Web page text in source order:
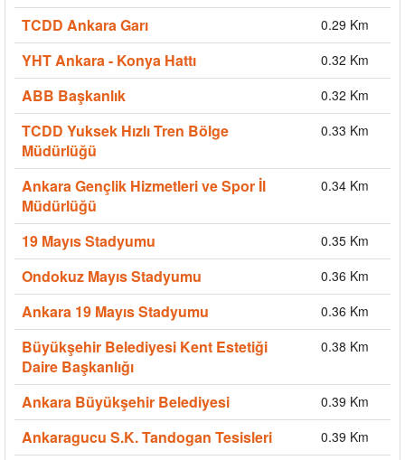
TCDD Ankara Garı 0.29 Km
YHT Ankara - Konya Hattı 0.32 Km
ABB Başkanlık 0.32 Km
TCDD Yuksek Hızlı Tren Bölge
Müdürlüğü
0.33 Km
Ankara Gençlik Hizmetleri ve Spor İl
Müdürlüğü
0.34 Km
19 Mayıs Stadyumu 0.35 Km
Ondokuz Mayıs Stadyumu 0.36 Km
Ankara 19 Mayıs Stadyumu 0.36 Km
Büyükşehir Belediyesi Kent Estetiği
Daire Başkanlığı
0.38 Km
Ankara Büyükşehir Belediyesi 0.39 Km
Ankaragucu S.K. Tandogan Tesisleri 0.39 Km